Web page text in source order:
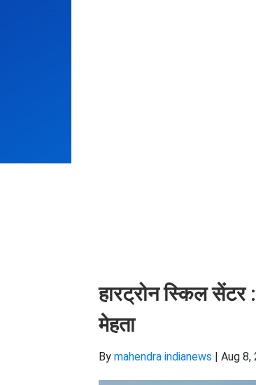
हारट्रोन स्किल सेंटर
मेहता
By mahendra indianews | Aug 8,